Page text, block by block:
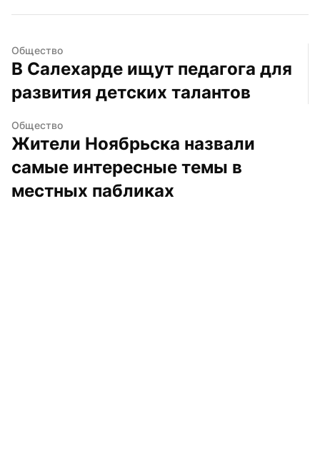
Общество
В Салехарде ищут педагога для
развития детских талантов
Общество
Жители Ноябрьска назвали
самые интересные темы в
местных пабликах